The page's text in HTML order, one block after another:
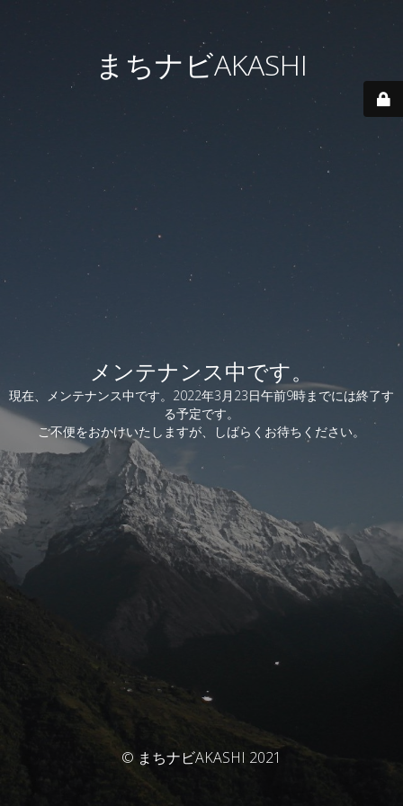
まちナビAKASHI
メンテナンス中です。
現在、メンテナンス中です。2022年3月23日午前9時までには終了す
る予定です。
ご不便をおかけいたしますが、しばらくお待ちください。
© まちナビAKASHI 2021